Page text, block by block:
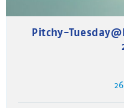
Pitchy-